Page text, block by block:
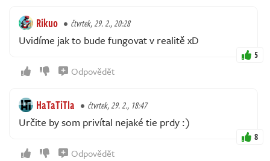
Rikuo čtvrtek, 29. 2., 20:28
Uvidíme jak to bude fungovat v realitě xD
5
Odpovědět
HaTaTiTla čtvrtek, 29. 2., 18:47
Určite by som privítal nejaké tie prdy :)
8
Odpovědět